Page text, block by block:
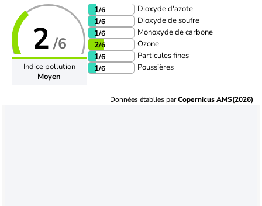
2 /6
Indice pollution
Moyen
1/6 Dioxyde d'azote
1/6 Dioxyde de soufre
1/6 Monoxyde de carbone
2/6 Ozone
1/6 Particules fines
1/6 Poussières
Données établies parCopernicus AMS(2026)